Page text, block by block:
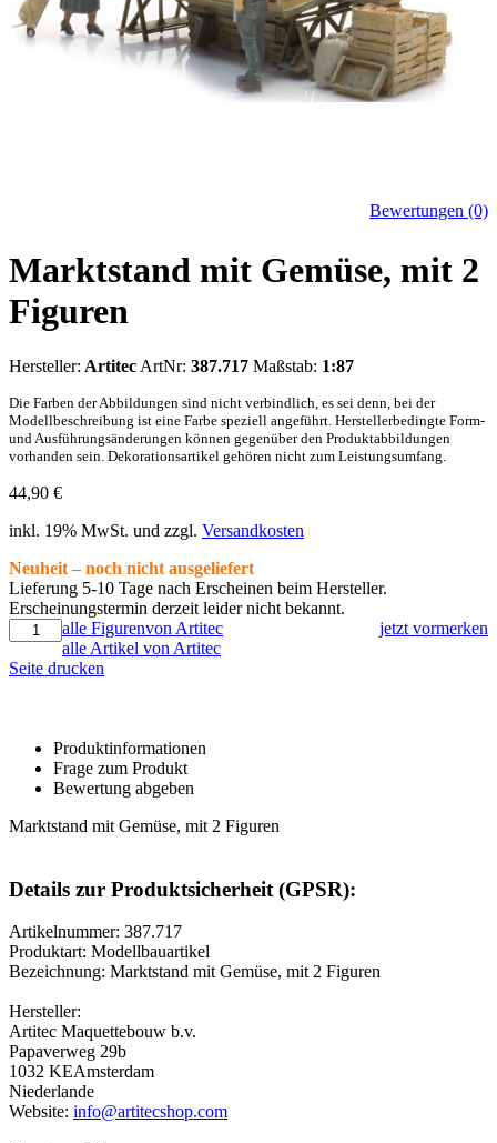
Bewertungen (0)
Marktstand mit Gemüse, mit 2
Figuren
Hersteller: Artitec ArtNr: 387.717 Maßstab: 1:87
Die Farben der Abbildungen sind nicht verbindlich, es sei denn, bei der
Modellbeschreibung ist eine Farbe speziell angeführt. Herstellerbedingte Form-
und Ausführungsänderungen können gegenüber den Produktabbildungen
vorhanden sein. Dekorationsartikel gehören nicht zum Leistungsumfang.
44,90 €
inkl. 19% MwSt. und zzgl. Versandkosten
Neuheit – noch nicht ausgeliefert
Lieferung 5-10 Tage nach Erscheinen beim Hersteller.
Erscheinungstermin derzeit leider nicht bekannt.
jetzt vormerken
alle Figurenvon Artitec
alle Artikel von Artitec
Seite drucken
Produktinformationen
Frage zum Produkt
Bewertung abgeben
Marktstand mit Gemüse, mit 2 Figuren
Details zur Produktsicherheit (GPSR):
Artikelnummer: 387.717
Produktart: Modellbauartikel
Bezeichnung: Marktstand mit Gemüse, mit 2 Figuren
Hersteller:
Artitec Maquettebouw b.v.
Papaverweg 29b
1032 KEAmsterdam
Niederlande
Website: info@artitecshop.com